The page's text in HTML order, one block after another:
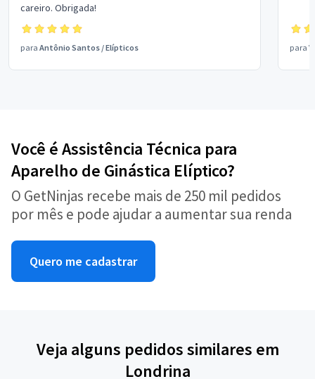
careiro. Obrigada!
para Antônio Santos /Elípticos para
Você é Assistência Técnica para
Aparelho de Ginástica Elíptico?
O GetNinjas recebe mais de 250 mil pedidos
por mês e pode ajudar a aumentar sua renda
Quero me cadastrar
Veja alguns pedidos similares em
Londrina